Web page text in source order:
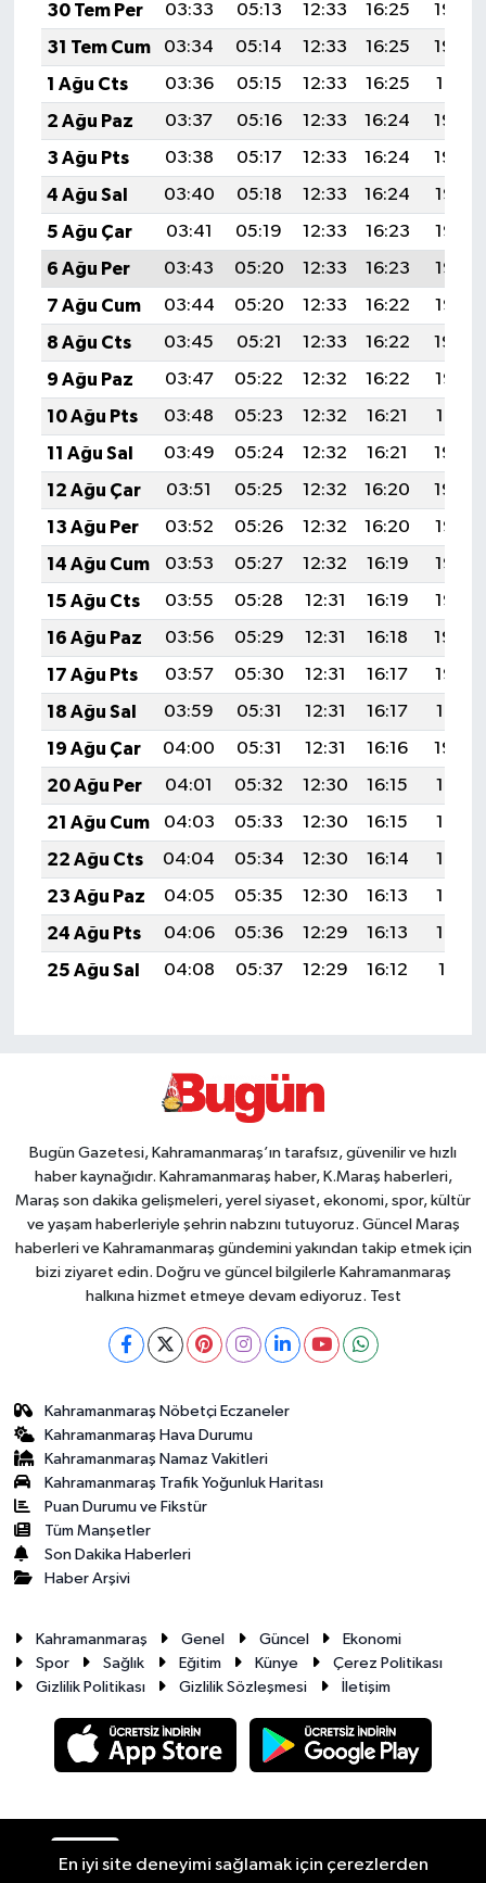
30 Tem Per
03:33 05:13 12:33 16:25
19:43
31 Tem Cum
03:34 05:14 12:33 16:25
19:42
1 Ağu Cts
03:36 05:15 12:33 16:25
19:41
2 Ağu Paz
03:37 05:16 12:33 16:24
19:40
3 Ağu Pts
03:38 05:17 12:33 16:24
19:39
4 Ağu Sal
03:40 05:18 12:33 16:24
19:38
5 Ağu Çar
03:41 05:19 12:33 16:23
19:37
6 Ağu Per
03:43 05:20 12:33 16:23
19:36
7 Ağu Cum
03:44 05:20 12:33 16:22
19:35
8 Ağu Cts
03:45 05:21 12:33 16:22
19:34
9 Ağu Paz
03:47 05:22 12:32 16:22
19:33
10 Ağu Pts
03:48 05:23 12:32 16:21
19:31
11 Ağu Sal
03:49 05:24 12:32 16:21
19:30
12 Ağu Çar
03:51 05:25 12:32 16:20
19:29
13 Ağu Per
03:52 05:26 12:32 16:20
19:28
14 Ağu Cum
03:53 05:27 12:32 16:19
19:26
15 Ağu Cts
03:55 05:28 12:31 16:19
19:25
16 Ağu Paz
03:56 05:29 12:31 16:18
19:24
17 Ağu Pts
03:57 05:30 12:31 16:17
19:22
18 Ağu Sal
03:59 05:31 12:31 16:17
19:21
19 Ağu Çar
04:00 05:31 12:31 16:16
19:20
20 Ağu Per
04:01 05:32 12:30 16:15
19:18
21 Ağu Cum
04:03 05:33 12:30 16:15
19:17
22 Ağu Cts
04:04 05:34 12:30 16:14
19:16
23 Ağu Paz
04:05 05:35 12:30 16:13
19:14
24 Ağu Pts
04:06 05:36 12:29 16:13
19:13
25 Ağu Sal
04:08 05:37 12:29 16:12 19:11
Bugün Gazetesi, Kahramanmaraş’ın tarafsız, güvenilir ve hızlı
haber kaynağıdır. Kahramanmaraş haber, K.Maraş haberleri,
Maraş son dakika gelişmeleri, yerel siyaset, ekonomi, spor, kültür
ve yaşam haberleriyle şehrin nabzını tutuyoruz. Güncel Maraş
haberleri ve Kahramanmaraş gündemini yakından takip etmek için
bizi ziyaret edin. Doğru ve güncel bilgilerle Kahramanmaraş
halkına hizmet etmeye devam ediyoruz. Test
Kahramanmaraş Nöbetçi Eczaneler
Kahramanmaraş Hava Durumu
Kahramanmaraş Namaz Vakitleri
Kahramanmaraş Trafik Yoğunluk Haritası
Puan Durumu ve Fikstür
Tüm Manşetler
Son Dakika Haberleri
Haber Arşivi
Kahramanmaraş Genel Güncel
Ekonomi
Spor
Sağlık Eğitim Künye
Çerez Politikası
Gizlilik Politikası
Gizlilik Sözleşmesi İletişim
En iyi site deneyimi sağlamak için çerezlerden